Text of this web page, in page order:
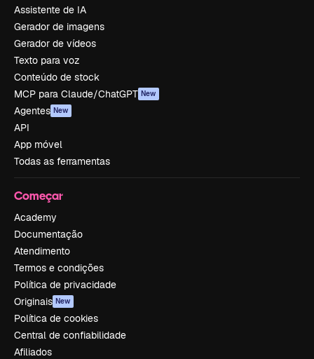
Assistente de IA
Gerador de imagens
Gerador de vídeos
Texto para voz
Conteúdo de stock
MCP para Claude/ChatGPT New
Agentes New
API
App móvel
Todas as ferramentas
Começar
Academy
Documentação
Atendimento
Termos e condições
Política de privacidade
Originais New
Política de cookies
Central de confiabilidade
Afiliados